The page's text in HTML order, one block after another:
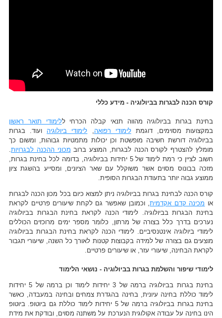
קורס הכנה לבגרות בביולוגיה - מידע כללי
בחינת בגרות בביולוגיה מהווה תנאי קבלה הכרחי ללימודי תואר ראשון
במקצועות מסוימים, דוגמתלימודי רפואה לימודי ביולוגיה ועוד. בגרות
בביולוגיה דורשת חשיבה מופשטת וכן יכולות מתמטיות גבוהות, ומשום כך
מומלץ להצטרף לקורס הכנה לבגרות, המוצע ברוב מכוני ההכנה לבגרויות
חשוב לציין כי רמת לימוד של 5 יחידות בביולוגיה, בדומה לכל בחינת בגרות,
מזכה בבונוס מסוים אשר משוקלל עם שאר הציונים, ומסייע בהשגת ציון
ממוצע גבוה יותר בתעודת הבגרות הסופית.
קורס הכנה לבחינת בגרות בביולוגיה ניתן למצוא כיום בכל מכון הכנה לבגרות
או מכינה קדם אקדמית, וכמובן שאפשר גם לקחת שיעורים פרטיים לקראת
בחינת הבגרות בביולוגיה. לימודי הכנה לקראת בחינת הבגרות בביולוגיה
נערכים בדרך כלל בצורה של מרתון, כלומר מספר ימים מרוכזים הכוללים
לימודי ביולוגיה אינטנסיביים. לימודי הכנה לקראת בחינת הבגרות בביולוגיה
מוצעים גם בצורה של למידה בקבוצות קטנות לאורך כל השנה, שיעורי תגבור
לקראת הבחינה, שיעורי עזר, או שיעורים פרטיים.
לימודי שיפור והשלמת בגרות בביולוגיה - נושאי הלימוד
בחינת בגרות בביולוגיה ברמה של 3 יחידות לימוד וכן ברמה של 5 יחידות
לימוד כוללת בחינה עיונית, בחינה בהגדרת צמחים ובחינה במעבדה, כאשר
בחינת בגרות בביולוגיה ברמה של 5 יחידות לימוד כוללת גם ביוטופ. ביוטופ
הינו בחינה על עבודה אקולוגית הנערכת על משתנה מסוים, ובודקת את מידת